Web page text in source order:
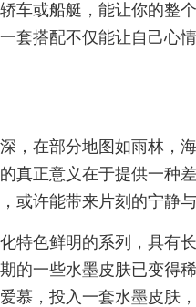
车或船艇，能让你的整
套搭配不仅能让自己心
，在部分地图如雨林，
真正意义在于提供一种
或许能带来片刻的宁静与
特色鲜明的系列，具有
的一些水墨皮肤已变得
慕，投入一套水墨皮肤